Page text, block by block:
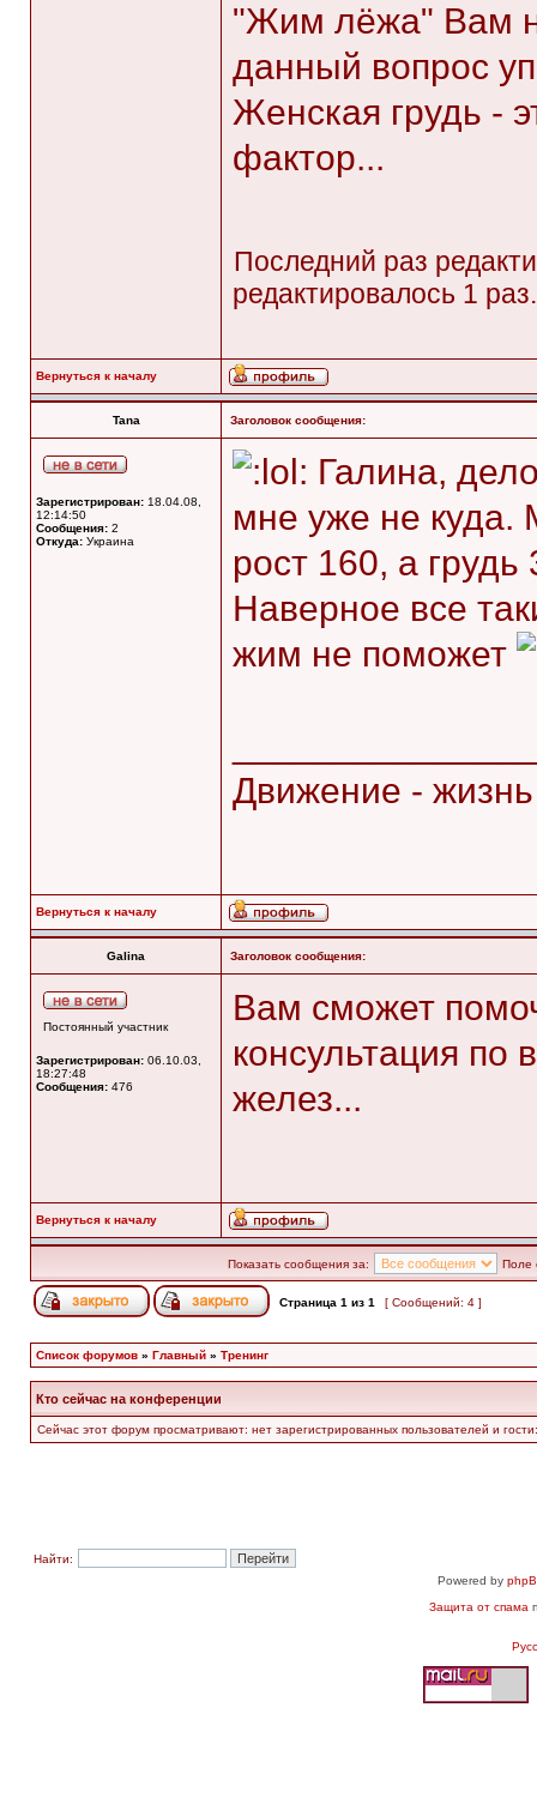
"Жим лёжа" Вам
данный вопрос
Женская грудь -
фактор...
Последний раз
редактировалось 1 раз.
Вернуться к началу
Tana Заголовок сообщения:
Зарегистрирован: 18.04.08,
12:14:50
Сообщения: 2
Откуда: Украина
Галина,
мне уже не куда.
рост 160, а
Наверное все
жим не поможет
Движение - жизнь
Вернуться к началу
Galina Заголовок сообщения:
Постоянный участник
Зарегистрирован: 06.10.03,
18:27:48
Сообщения: 476
Вам сможет
консультация
желез...
Вернуться к началу
Показать сообщения за: Поле
Страница 1 из 1 [ Сообщений: 4 ]
Список форумов » Главный » Тренинг
Кто сейчас на конференции
Сейчас этот форум просматривают: нет зарегистрированных пользователей и
Найти:
Powered by
Защита от спама